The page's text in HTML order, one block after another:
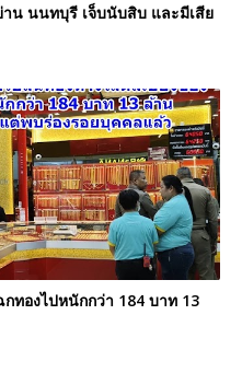
าน นนทบุรี เจ็บนับสิบ และมีเสีย
ทองไปหนักกว่า 184 บาท 13